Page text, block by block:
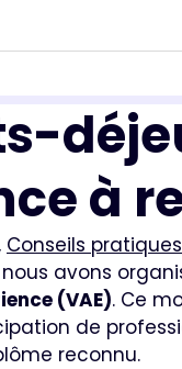
à
Conseils pratiques
avons
(VAE). Ce
de
reconnu.